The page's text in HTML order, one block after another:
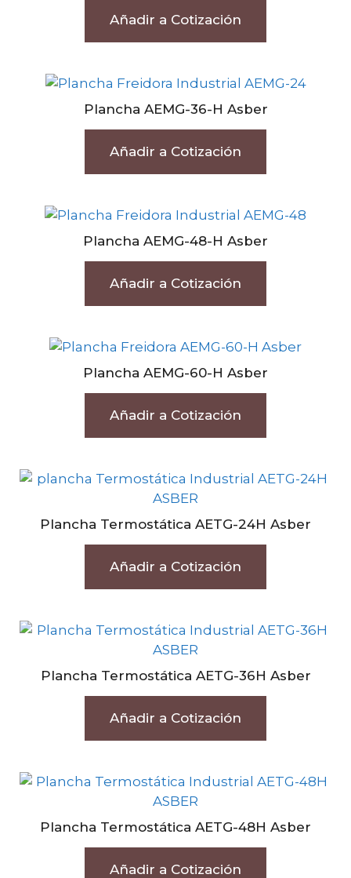
Añadir a Cotización
Plancha AEMG-36-H Asber
Añadir a Cotización
Plancha AEMG-48-H Asber
Añadir a Cotización
Plancha AEMG-60-H Asber
Añadir a Cotización
Plancha Termostática AETG-24H Asber
Añadir a Cotización
Plancha Termostática AETG-36H Asber
Añadir a Cotización
Plancha Termostática AETG-48H Asber
Añadir a Cotización